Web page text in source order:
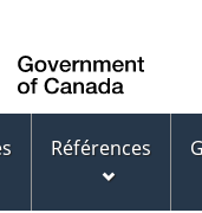
Références